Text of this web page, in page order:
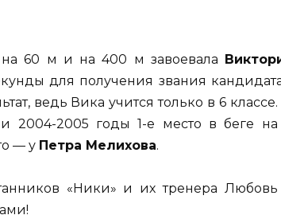
на 60 м и на 400 м завоевала
для получения звания
ведь Вика учится только в 6
2004-2005 годы 1-е место в беге
— у Петра Мелихова.
«Ники» и их тренера